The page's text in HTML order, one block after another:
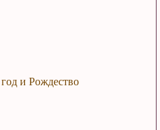
и Рождество